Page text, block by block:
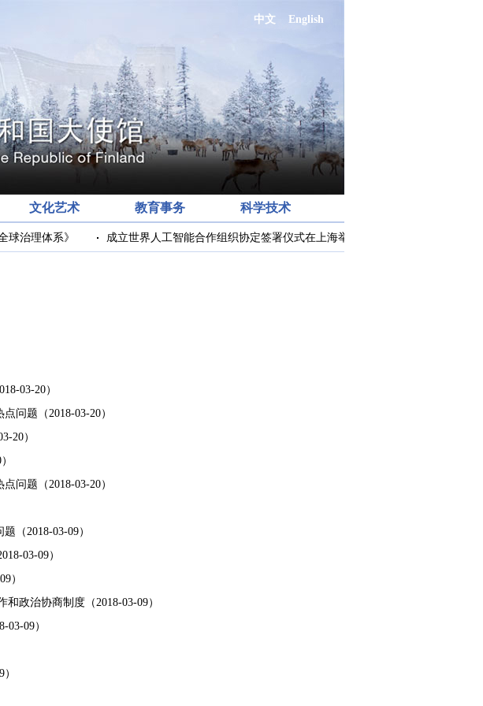
中文 English
文化艺术 教育事务 科学技术
治理体系》 成立世界人工智能合作组织协定签署仪式在上海举行
03-20）
点问题 （2018-03-20）
20）
点问题 （2018-03-20）
题 （2018-03-09）
03-09）
）
和政治协商制度（2018-03-09）
03-09）